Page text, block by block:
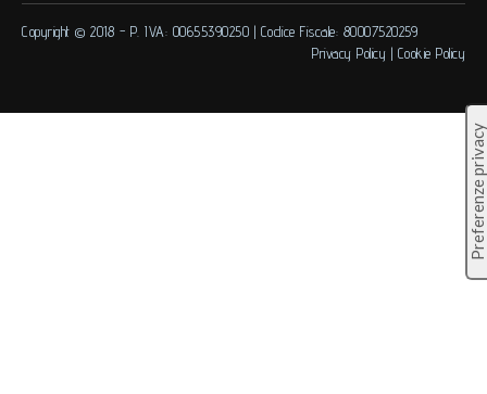
Copyright © 2018 - P. IVA: 00655390250 | Codice Fiscale: 80007520259
Privacy Policy | Cookie Policy